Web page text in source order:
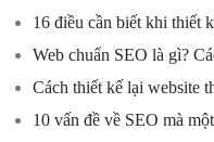
16 điều cần biết khi thiết
Web chuẩn SEO là gì?
Cách thiết kế lại website
10 vấn đề về SEO mà